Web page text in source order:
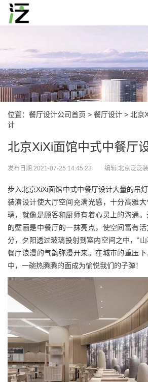
位置： 餐厅设计公司首页 > 餐厅设计 > 北京
计
北京XiXi面馆中式中餐厅
发布日期:2021-07-25 14:45:23 编辑:北京泛泛
步入北京XiXi面馆中式中餐厅设计大量的吊
装潢设计使大厅空间充满光感，十分高雅
璃，就像是顾客和厨师有着心灵上的沟通
的壁画是中餐厅的一抹亮点，使空间富有
分，夕阳透过玻璃投射到室内空间之中，“山
餐厅浪漫的气韵弥漫开来。在城市的重压
中，一碗热腾腾的面成为愉悦我们的子弹！